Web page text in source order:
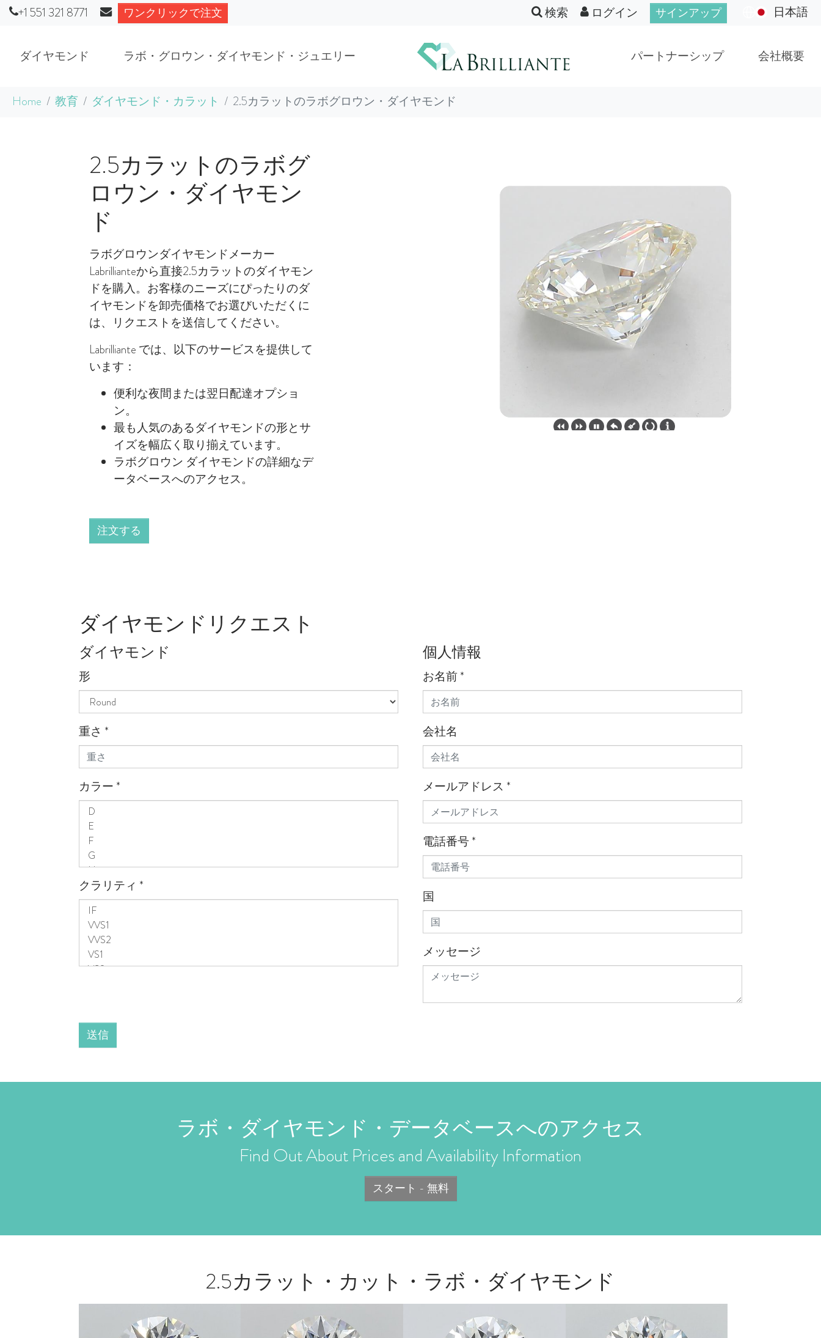
Skip to main content
+1 551 321 8771 ワンクリックで注文 検索 ログイン サインアップ 日本語
ダイヤモンド ラボ・グロウン・ダイヤモンド・ジュエリー パートナーシップ 会社概要
You are here:
Home 教育 ダイヤモンド・カラット 2.5カラットのラボグロウン・ダイヤモンド
2.5カラットのラボグ
ロウン・ダイヤモン
ド
ラボグロウンダイヤモンドメーカー
Labrillianteから直接2.5カラットのダイヤモン
ドを購入。お客様のニーズにぴったりのダ
イヤモンドを卸売価格でお選びいただくに
は、リクエストを送信してください。
Labrilliante では、以下のサービスを提供して
います：
便利な夜間または翌日配達オプショ
ン。
最も人気のあるダイヤモンドの形とサ
イズを幅広く取り揃えています。
ラボグロウン ダイヤモンドの詳細なデ
ータベースへのアクセス。
注文する
ダイヤモンドリクエスト
ダイヤモンド
形
重さ *
カラー *
クラリティ *
個人情報
お名前*
会社名
メールアドレス *
電話番号*
国
メッセージ
送信
ラボ・ダイヤモンド・データベースへのアクセス
Find Out About Prices and Availability Information
スタート - 無料
2.5カラット・カット・ラボ・ダイヤモンド